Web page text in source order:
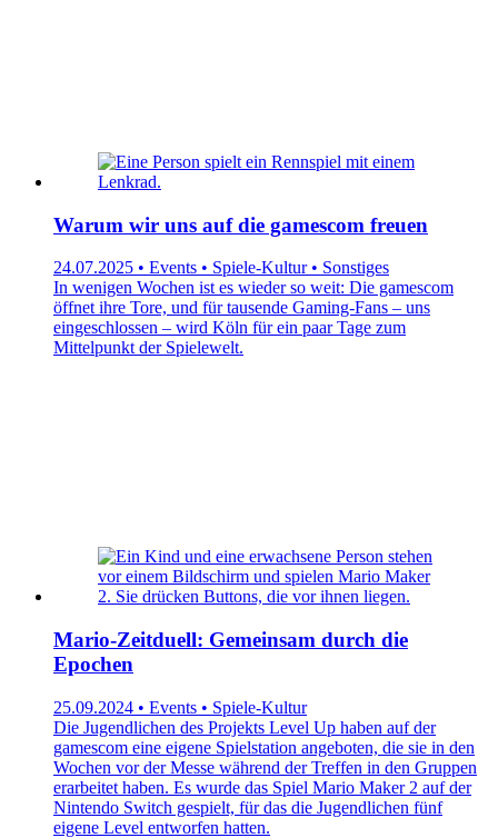
Warum wir uns auf die gamescom freuen
24.07.2025 • Events • Spiele-Kultur • Sonstiges
In wenigen Wochen ist es wieder so weit: Die gamescom
öffnet ihre Tore, und für tausende Gaming-Fans – uns
eingeschlossen – wird Köln für ein paar Tage zum
Mittelpunkt der Spielewelt.
Mario-Zeitduell: Gemeinsam durch die
Epochen
25.09.2024 • Events • Spiele-Kultur
Die Jugendlichen des Projekts Level Up haben auf der
gamescom eine eigene Spielstation angeboten, die sie in den
Wochen vor der Messe während der Treffen in den Gruppen
erarbeitet haben. Es wurde das Spiel Mario Maker 2 auf der
Nintendo Switch gespielt, für das die Jugendlichen fünf
eigene Level entworfen hatten.